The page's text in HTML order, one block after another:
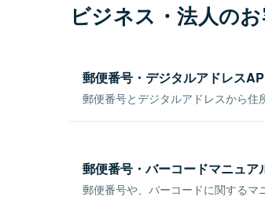
ビジネス・法人の
郵便番号・デジタルアドレス
郵便番号とデジタルアドレスから住
郵便番号・バーコードマニュア
郵便番号や、バーコードに関するマ